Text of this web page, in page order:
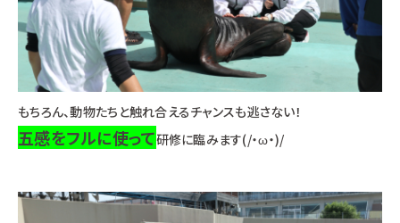
もちろん、動物たちと触れ合えるチャンスも逃さない！
五感をフルに使って研修に臨みます(/・ω・)/